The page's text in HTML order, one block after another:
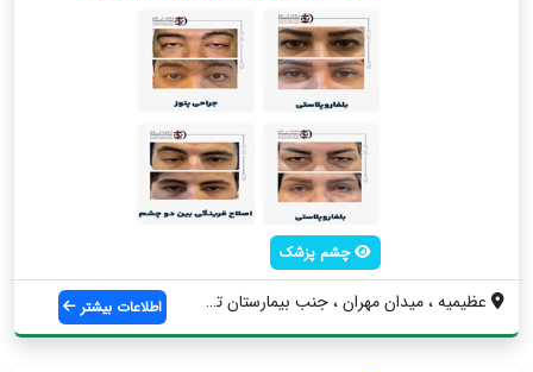
چشم پزشک
عظيميه ، ميدان مهران ، جنب بيمارستان تخت... اطلاعات بیشتر